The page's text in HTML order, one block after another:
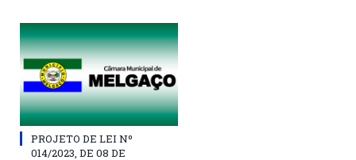
PROJETO DE LEI Nº
014/2023, DE 08 DE